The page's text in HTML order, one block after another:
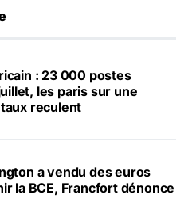
: 23 000 postes
les paris sur une
reculent
a vendu des euros
la BCE, Francfort dénonce